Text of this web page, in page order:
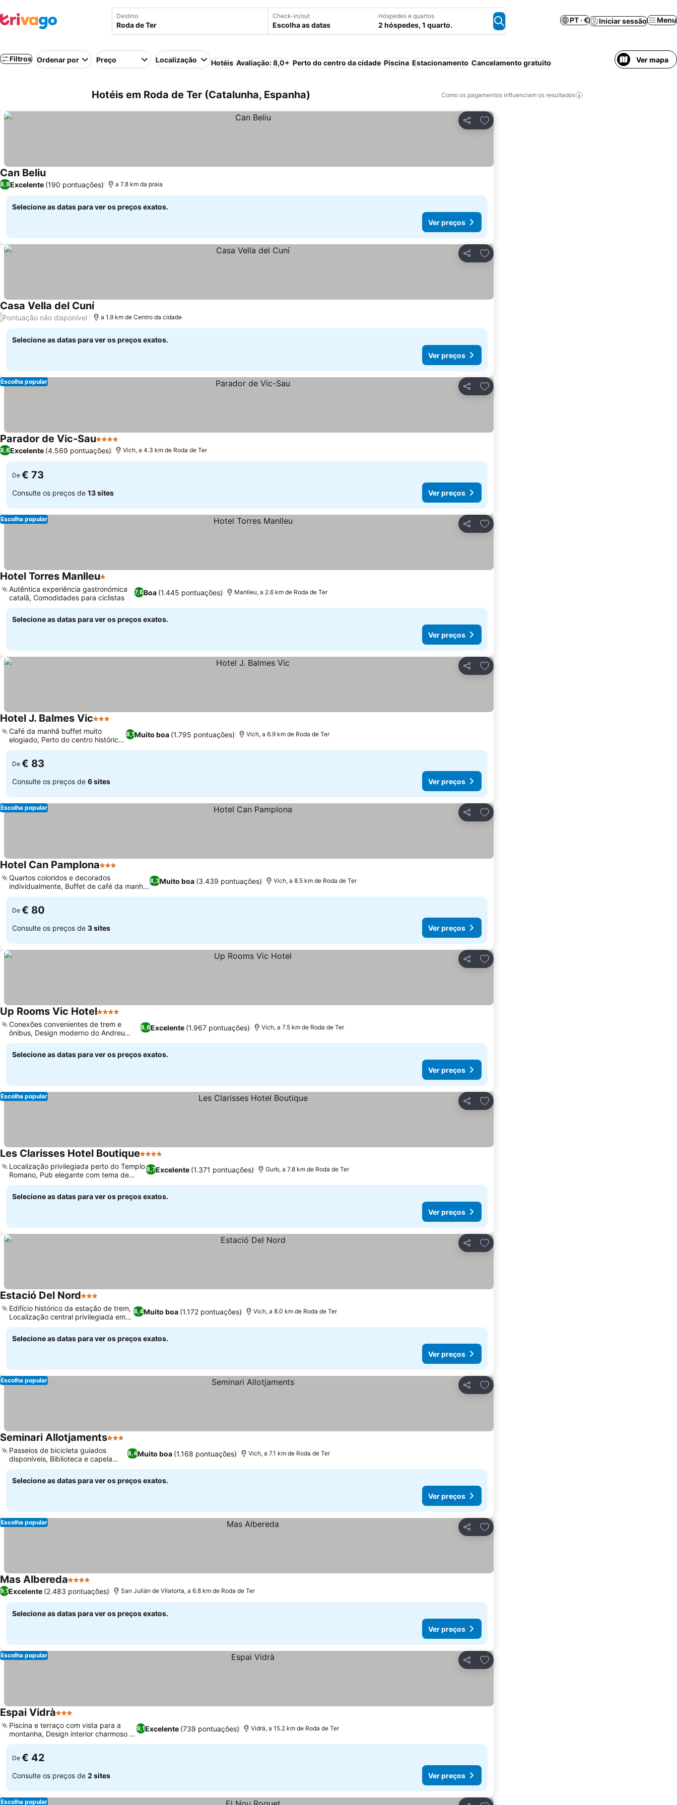
Destino Check-in/out
Escolha as datas
Hóspedes e quartos
2 hóspedes, 1 quarto.
PT · € Iniciar sessão Menu
Filtros Ordenar por Preço Localização Hotéis Avaliação: 8,0+ Perto do centro da cidade Piscina Estacionamento Cancelamento gratuito Ver mapa
Hotéis em Roda de Ter (Catalunha, Espanha) Como os pagamentos influenciam os resultados
Partilhar
Adicionar aos favoritos
Can Beliu
8,9Excelente (190 pontuações) a 7.8 km da praia
Selecione as datas para ver os preços exatos.
Ver preços
Partilhar
Adicionar aos favoritos
Casa Vella del Cuní
/Pontuação não disponível a 1.9 km de Centro da cidade
Selecione as datas para ver os preços exatos.
Ver preços
Partilhar
Adicionar aos favoritos
Escolha popular
Parador de Vic-Sau4 Estrelas
8,6Excelente (4.569 pontuações) Vich, a 4.3 km de Roda de Ter
De € 73
Consulte os preços de 13 sites Ver preços
Partilhar
Adicionar aos favoritos
Escolha popular
Hotel Torres Manlleu1 Estrelas
7,6Boa (1.445 pontuações)
Autêntica experiência gastronómica
catalã, Comodidades para ciclistas
Manlleu, a 2.6 km de Roda de Ter
Selecione as datas para ver os preços exatos.
Ver preços
Partilhar
Adicionar aos favoritos
Hotel J. Balmes Vic3 Estrelas
8,1Muito boa (1.795 pontuações)
Café da manhã buffet muito
elogiado, Perto do centro histórico
de Vic
Vich, a 6.9 km de Roda de Ter
De € 83
Consulte os preços de 6 sites Ver preços
Partilhar
Adicionar aos favoritos
Escolha popular
Hotel Can Pamplona3 Estrelas
8,3Muito boa (3.439 pontuações)
Quartos coloridos e decorados
individualmente, Buffet de café da manhã
com produtos locais
Vich, a 8.5 km de Roda de Ter
De € 80
Consulte os preços de 3 sites Ver preços
Partilhar
Adicionar aos favoritos
Up Rooms Vic Hotel4 Estrelas
8,6Excelente (1.967 pontuações)
Conexões convenientes de trem e
ônibus, Design moderno do Andreu
March Studio
Vich, a 7.5 km de Roda de Ter
Selecione as datas para ver os preços exatos.
Ver preços
Partilhar
Adicionar aos favoritos
Escolha popular
Les Clarisses Hotel Boutique4 Estrelas
8,7Excelente (1.371 pontuações)
Localização privilegiada perto do Templo
Romano, Pub elegante com tema de
biblioteca
Gurb, a 7.8 km de Roda de Ter
Selecione as datas para ver os preços exatos.
Ver preços
Partilhar
Adicionar aos favoritos
Estació Del Nord3 Estrelas
8,4Muito boa (1.172 pontuações)
Edifício histórico da estação de trem,
Localização central privilegiada em
Vic
Vich, a 8.0 km de Roda de Ter
Selecione as datas para ver os preços exatos.
Ver preços
Partilhar
Adicionar aos favoritos
Escolha popular
Seminari Allotjaments3 Estrelas
8,4Muito boa (1.168 pontuações)
Passeios de bicicleta guiados
disponíveis, Biblioteca e capela
históricas
Vich, a 7.1 km de Roda de Ter
Selecione as datas para ver os preços exatos.
Ver preços
Partilhar
Adicionar aos favoritos
Escolha popular
Mas Albereda4 Estrelas
9,1Excelente (2.483 pontuações) San Julián de Vilatorta, a 6.8 km de Roda de Ter
Selecione as datas para ver os preços exatos.
Ver preços
Partilhar
Adicionar aos favoritos
Escolha popular
Espai Vidrà3 Estrelas
9,1Excelente (739 pontuações)
Piscina e terraço com vista para a
montanha, Design interior charmoso e
novo
Vidrá, a 15.2 km de Roda de Ter
De € 42
Consulte os preços de 2 sites Ver preços
Escolha popular